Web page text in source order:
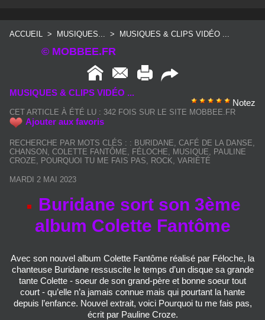
ACCUEIL > MUSIQUES... > MUSIQUES & CLIPS VIDÉO ...
© MOBBEE.FR
MUSIQUES & CLIPS VIDÉO ...
Notez
CET ARTICLE À ÉTÉ LU : 342 FOIS SUR LE SITE MOBBEE.FR
Ajouter aux favoris
RECHERCHE PAR MOTS CLÉS : : BURIDANE CAFÉ DE LA DANSE
CHANSON COLETTE FANTÔME FÉLOCHE MUSIQUE
PAULINE
CROZE
POURQUOI TU ME FAIS PAS ROCK VARIÉTÉ
MARDI 2 MAI 2023
Buridane sort son 3ème
album Colette Fantôme
Avec son nouvel album Colette Fantôme réalisé par Féloche, la
chanteuse Buridane ressuscite le temps d’un disque sa grande
tante Colette - soeur de son grand-père et bonne soeur tout
court - qu’elle n’a jamais connue mais qui pourtant la hante
depuis l’enfance. Nouvel extrait, voici Pourquoi tu me fais pas,
écrit par Pauline Croze.